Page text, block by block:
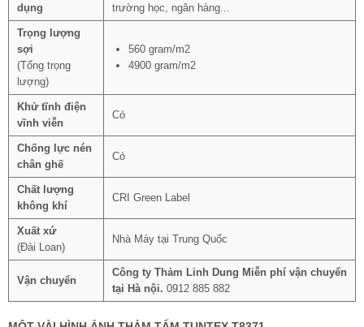
dụng
trường học, ngân hàng...
Trọng lượng
sợi
(Tổng trọng
lượng)
560 gram/m2
4900 gram/m2
Khử tĩnh điện
vĩnh viễn
Có
Chống lực nén
chân ghế
Có
Chất lượng
không khí
CRI Green Label
Xuất xứ
(Đài Loan)
Nhà Máy tại Trung Quốc
Vận chuyển
Công ty Thảm Linh Dung Miễn phí vận chuyển
tại Hà nội. 0912 885 882